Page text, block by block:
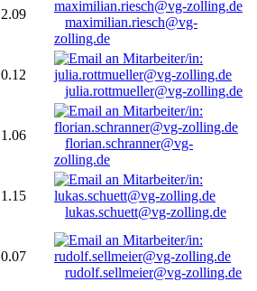
2.09
maximilian.riesch@vg-
zolling.de
0.12
julia.rottmueller@vg-zolling.de
1.06
florian.schranner@vg-
zolling.de
1.15
lukas.schuett@vg-zolling.de
0.07
rudolf.sellmeier@vg-zolling.de